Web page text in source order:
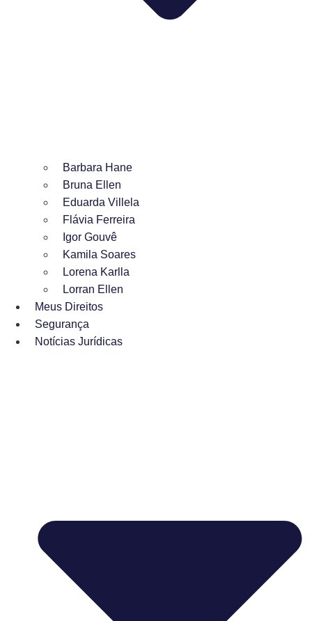
Barbara Hane
Bruna Ellen
Eduarda Villela
Flávia Ferreira
Igor Gouvê
Kamila Soares
Lorena Karlla
Lorran Ellen
Meus Direitos
Segurança
Notícias Jurídicas